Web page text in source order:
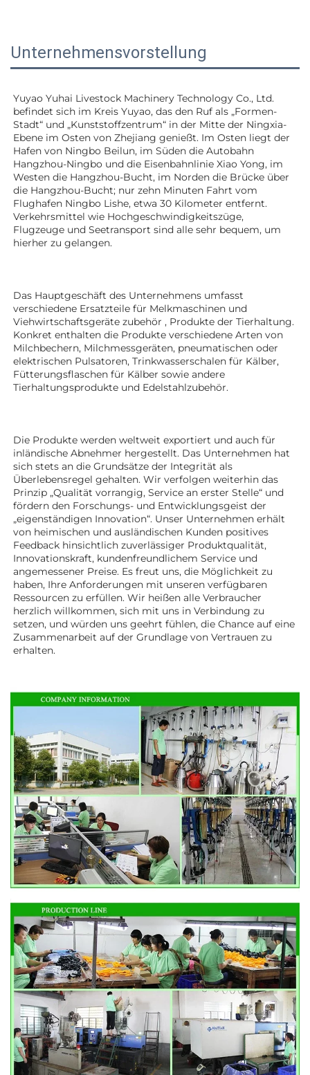
Unternehmensvorstellung
Yuyao Yuhai Livestock Machinery Technology Co., Ltd.
befindet sich im Kreis Yuyao, das den Ruf als „Formen-
Stadt“ und „Kunststoffzentrum“ in der Mitte der Ningxia-
Ebene im Osten von Zhejiang genießt. Im Osten liegt der
Hafen von Ningbo Beilun, im Süden die Autobahn
Hangzhou-Ningbo und die Eisenbahnlinie Xiao Yong, im
Westen die Hangzhou-Bucht, im Norden die Brücke über
die Hangzhou-Bucht; nur zehn Minuten Fahrt vom
Flughafen Ningbo Lishe, etwa 30 Kilometer entfernt.
Verkehrsmittel wie Hochgeschwindigkeitszüge,
Flugzeuge und Seetransport sind alle sehr bequem, um
hierher zu gelangen.
Das Hauptgeschäft des Unternehmens umfasst
verschiedene Ersatzteile für Melkmaschinen und
Viehwirtschaftsgeräte zubehör , Produkte der Tierhaltung.
Konkret enthalten die Produkte verschiedene Arten von
Milchbechern, Milchmessgeräten, pneumatischen oder
elektrischen Pulsatoren, Trinkwasserschalen für Kälber,
Fütterungsflaschen für Kälber sowie andere
Tierhaltungsprodukte und Edelstahlzubehör.
Die Produkte werden weltweit exportiert und auch für
inländische Abnehmer hergestellt. Das Unternehmen hat
sich stets an die Grundsätze der Integrität als
Überlebensregel gehalten. Wir verfolgen weiterhin das
Prinzip „Qualität vorrangig, Service an erster Stelle“ und
fördern den Forschungs- und Entwicklungsgeist der
„eigenständigen Innovation“. Unser Unternehmen erhält
von heimischen und ausländischen Kunden positives
Feedback hinsichtlich zuverlässiger Produktqualität,
Innovationskraft, kundenfreundlichem Service und
angemessener Preise. Es freut uns, die Möglichkeit zu
haben, Ihre Anforderungen mit unseren verfügbaren
Ressourcen zu erfüllen. Wir heißen alle Verbraucher
herzlich willkommen, sich mit uns in Verbindung zu
setzen, und würden uns geehrt fühlen, die Chance auf eine
Zusammenarbeit auf der Grundlage von Vertrauen zu
erhalten.